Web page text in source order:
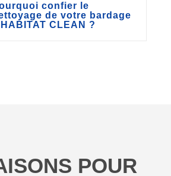
confier le
de votre bardage
CLEAN ?
POUR